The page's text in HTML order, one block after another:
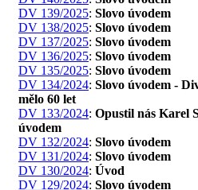
DV 139/2025: Slovo úvodem
DV 138/2025: Slovo úvodem
DV 137/2025: Slovo úvodem
DV 136/2025: Slovo úvodem
DV 135/2025: Slovo úvodem
DV 134/2024: Slovo úvodem -
mělo 60 let
DV 133/2024: Opustil nás Karel
úvodem
DV 132/2024: Slovo úvodem
DV 131/2024: Slovo úvodem
DV 130/2024: Úvod
DV 129/2024: Slovo úvodem